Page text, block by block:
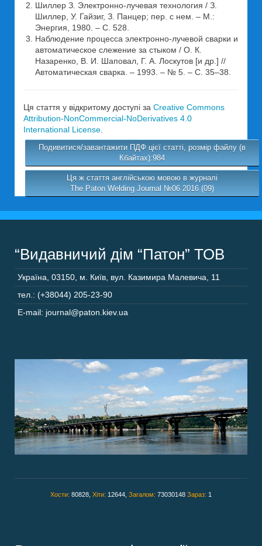
Шиллер З. Электронно-лучевая технология / З.
Шиллер, У. Гайзиг, З. Панцер; пер. с нем. – М.:
Энергия, 1980. – C. 528.
Наблюдение процесса электронно-лучевой сварки и
автоматическое слежение за стыком / О. К.
Назаренко, В. И. Шаповал, Г. А. Лоскутов [и др.] //
Автоматическая сварка. – 1993. – № 5. – С. 35–38.
Ця стаття у відкритому доступі за Creative Commons
Attribution-NonCommercial-NoDerivatives 4.0
International License
Подивитися/завантажити ПДФ цієї статті, розмір файлу (в
Кбайтах):984
Ця ж стаття англійською мовою в журналі
The Paton Welding Journal №06 2016 (09)
“Видавничий дім “Патон” ТОВ
Україна 03150 м. Київ, вул. Казимира Малевича, 11
тел.: (+38044) 205-23-90
E-mail: journal@paton.kiev.ua
Хости: 80828, Хіти: 12644, Загалом: 73030148 Зараз: 1